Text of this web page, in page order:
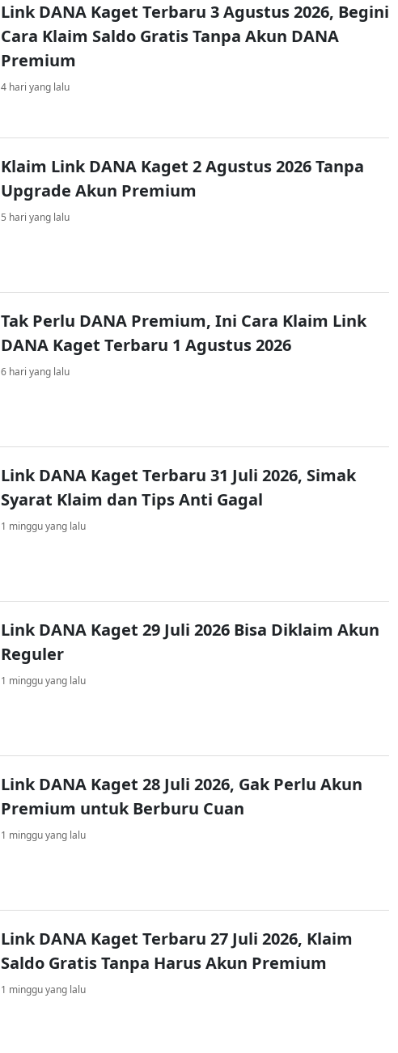
Link DANA Kaget Terbaru 3 Agustus 2026, Begini
Cara Klaim Saldo Gratis Tanpa Akun DANA
Premium
4 hari yang lalu
Klaim Link DANA Kaget 2 Agustus 2026 Tanpa
Upgrade Akun Premium
5 hari yang lalu
Tak Perlu DANA Premium, Ini Cara Klaim Link
DANA Kaget Terbaru 1 Agustus 2026
6 hari yang lalu
Link DANA Kaget Terbaru 31 Juli 2026, Simak
Syarat Klaim dan Tips Anti Gagal
1 minggu yang lalu
Link DANA Kaget 29 Juli 2026 Bisa Diklaim Akun
Reguler
1 minggu yang lalu
Link DANA Kaget 28 Juli 2026, Gak Perlu Akun
Premium untuk Berburu Cuan
1 minggu yang lalu
Link DANA Kaget Terbaru 27 Juli 2026, Klaim
Saldo Gratis Tanpa Harus Akun Premium
1 minggu yang lalu